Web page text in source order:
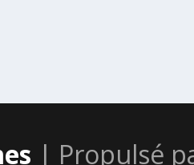
| Propulsé